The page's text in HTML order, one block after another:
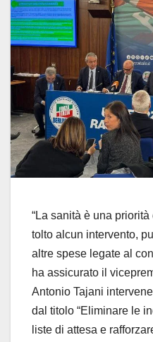
“La sanità è una
tolto alcun intervento,
altre spese legate al
ha assicurato il
Antonio Tajani
dal titolo “Eliminare le
liste di attesa e